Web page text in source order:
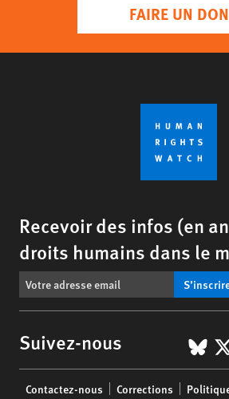
FAIRE UN DON
Recevoir des infos (en
droits humains dans le
Suivez-nous X
Contactez-nous Corrections